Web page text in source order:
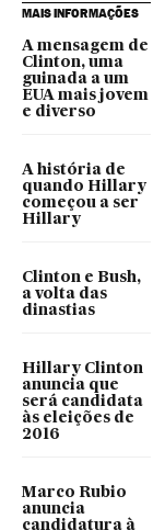
MAIS INFORMAÇÕES
A mensagem de
Clinton, uma
guinada a um
EUA mais jovem
e diverso
A história de
quando Hillary
começou a ser
Hillary
Clinton e Bush,
a volta das
dinastias
Hillary Clinton
anuncia que
será candidata
às eleições de
2016
Marco Rubio
anuncia
candidatura à